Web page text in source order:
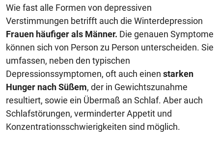
Wie fast alle Formen von depressiven
Verstimmungen betrifft auch die Winterdepression
Frauen häufiger als Männer. Die genauen Symptome
können sich von Person zu Person unterscheiden. Sie
umfassen, neben den typischen
Depressionssymptomen, oft auch einen starken
Hunger nach Süßem, der in Gewichtszunahme
resultiert, sowie ein Übermaß an Schlaf. Aber auch
Schlafstörungen, verminderter Appetit und
Konzentrationsschwierigkeiten sind möglich.